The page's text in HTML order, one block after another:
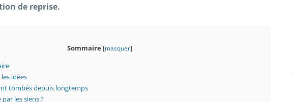
de reprise.
Sommaire [masquer]
idées
tombés depuis longtemps
les siens ?